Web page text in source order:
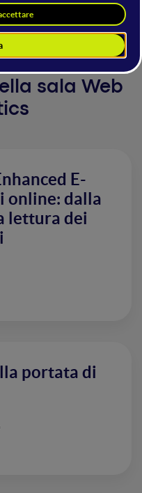
sala Web
E-
online: dalla
lettura dei
portata di